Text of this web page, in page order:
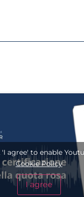
'I agree' to enable
Cookie Policy
I agree